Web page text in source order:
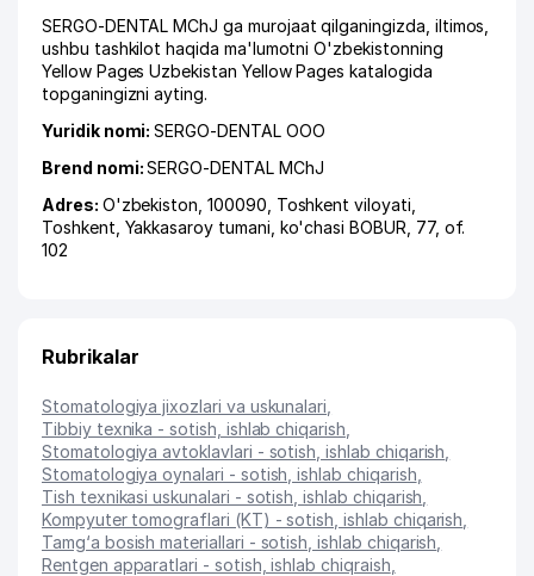
SERGO-DENTAL MChJ ga murojaat qilganingizda, iltimos,
ushbu tashkilot haqida ma'lumotni O'zbekistonning
Yellow Pages Uzbekistan Yellow Pages katalogida
topganingizni ayting.
Yuridik nomi:SERGO-DENTAL ООО
Brend nomi:SERGO-DENTAL MChJ
Adres: O'zbekiston, 100090, Toshkent viloyati
Toshkent Yakkasaroy tumani ko'chasi BOBUR , 77, of.
102
Rubrikalar
Stomatologiya jixozlari va uskunalari
Tibbiy texnika - sotish, ishlab chiqarish
Stomatologiya avtoklavlari - sotish, ishlab chiqarish
Stomatologiya oynalari - sotish, ishlab chiqarish
Tish texnikasi uskunalari - sotish, ishlab chiqarish
Kompyuter tomograflari (KT) - sotish, ishlab chiqarish
Tamg‘a bosish materiallari - sotish, ishlab chiqarish
Rentgen apparatlari - sotish, ishlab chiqraish